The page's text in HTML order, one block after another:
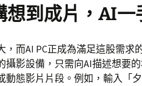
想到成片，AI一
，而AI PC正成為滿足這股需求
攝影設備，只需向AI描述想要
動態影片片段。例如，輸入「